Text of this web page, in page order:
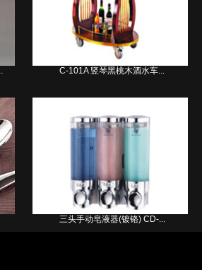
C-101A 竖琴黑桃木酒水车...
三头手动皂液器(镀铬) CD-...